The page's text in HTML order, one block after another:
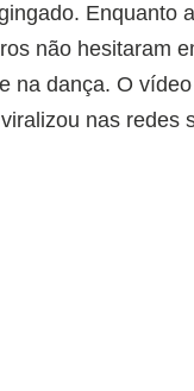
Enquanto
não hesitaram
na dança. O
nas redes